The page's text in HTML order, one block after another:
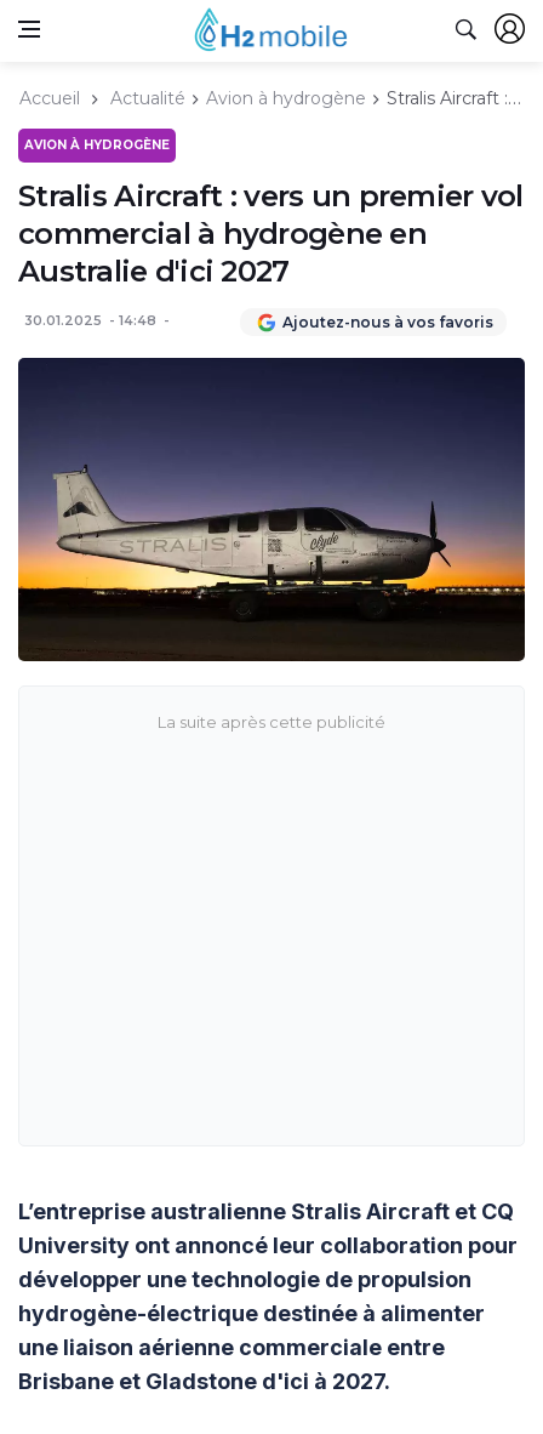
Accueil Actualité Avion à hydrogène Stralis Aircraft : vers un premier vol commercial à hydrogène en Australie d'ici 2027
AVION À HYDROGÈNE
Stralis Aircraft : vers un premier vol
commercial à hydrogène en
Australie d'ici 2027
30.01.2025 14:48 Ajoutez-nous à vos favoris
L’entreprise australienne Stralis Aircraft et CQ
University ont annoncé leur collaboration pour
développer une technologie de propulsion
hydrogène-électrique destinée à alimenter
une liaison aérienne commerciale entre
Brisbane et Gladstone d'ici à 2027.